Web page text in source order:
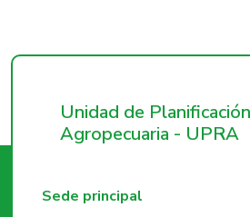
Unidad de
Agropecuaria - UPRA
Sede principal